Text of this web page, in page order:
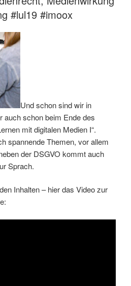
#lul19 #imoox
Und schon sind wir in
auch schon beim Ende des
mit digitalen Medien I“.
spannende Themen, vor allem
der DSGVO kommt auch
Sprach.
Inhalten – hier das Video zur